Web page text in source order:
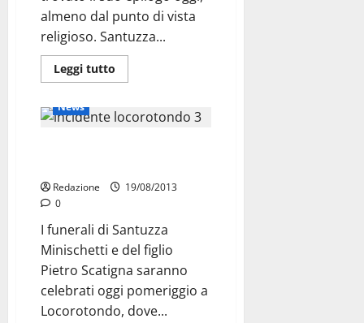
almeno dal punto di vista
religioso. Santuzza...
Leggi tutto
Attualità
Cronaca
News
Redazione
19/08/2013
0
I funerali di Santuzza
Minischetti e del figlio
Pietro Scatigna saranno
celebrati oggi pomeriggio a
Locorotondo, dove...